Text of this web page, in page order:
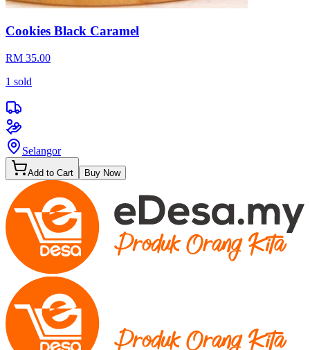
Cookies Black Caramel
RM 35.00
1 sold
Selangor
Add to Cart Buy Now